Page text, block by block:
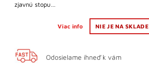
zjavnú stopu…
Viac info NIE JE NA SKLADE
Odosielame ihneď k vám